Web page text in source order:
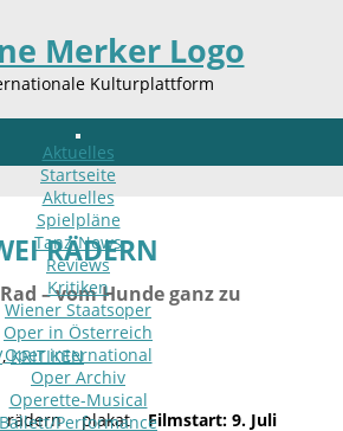
Kulturplattform
Aktuelles
Startseite
Aktuelles
Spielpläne
Tanz-News
Reviews
Kritiken
Wiener Staatsoper
Oper in Österreich
Oper international
Oper Archiv
Operette-Musical
Ballett/Performance
RÄDERN
– vom Hunde ganz zu
,KRITIKEN
Filmstart: 9. Juli